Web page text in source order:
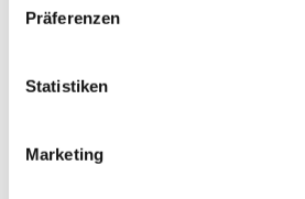
Präferenzen
Statistiken
Marketing